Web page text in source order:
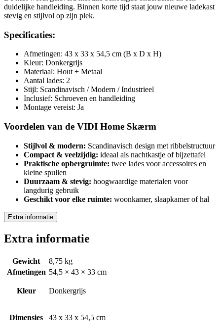
duidelijke handleiding. Binnen korte tijd staat jouw nieuwe ladekast
stevig en stijlvol op zijn plek.
Specificaties:
Afmetingen: 43 x 33 x 54,5 cm (B x D x H)
Kleur: Donkergrijs
Materiaal: Hout + Metaal
Aantal lades: 2
Stijl: Scandinavisch / Modern / Industrieel
Inclusief: Schroeven en handleiding
Montage vereist: Ja
Voordelen van de VIDI Home Skærm
Stijlvol & modern: Scandinavisch design met ribbelstructuur
Compact & veelzijdig: ideaal als nachtkastje of bijzettafel
Praktische opbergruimte: twee lades voor accessoires en
kleine spullen
Duurzaam & stevig: hoogwaardige materialen voor
langdurig gebruik
Geschikt voor elke ruimte: woonkamer, slaapkamer of hal
Extra informatie
Extra informatie
Gewicht
8,75 kg
Afmetingen 54,5 × 43 × 33 cm
Kleur Donkergrijs
Dimensies 43 x 33 x 54,5 cm